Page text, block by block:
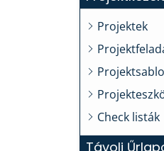
Projektek
Check listák
Távoli